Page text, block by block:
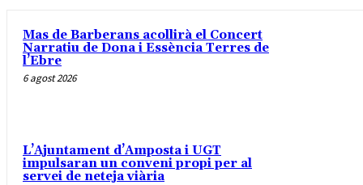
Mas de Barberans acollirà el Concert
Narratiu de Dona i Essència Terres de
l’Ebre
6 agost 2026
L’Ajuntament d’Amposta i UGT
impulsaran un conveni propi per al
servei de neteja viària